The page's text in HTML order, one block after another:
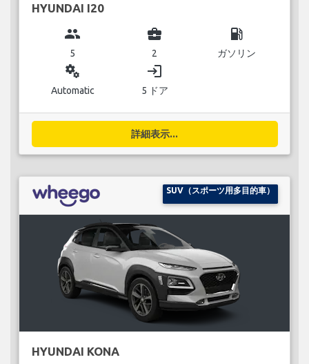
HYUNDAI I20
group
5
business_center
2
local_gas_station
ガソリン
miscellaneous_services
Automatic
login
5 ドア
詳細表示...
SUV（スポーツ用多目的車）
HYUNDAI KONA